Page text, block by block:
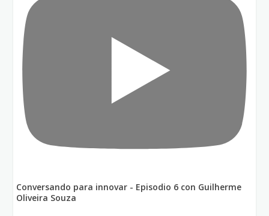
Conversando para innovar - Episodio 6 con Guilherme
Oliveira Souza